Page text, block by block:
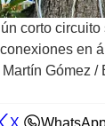
corto circuito
en
Martín Gómez
X